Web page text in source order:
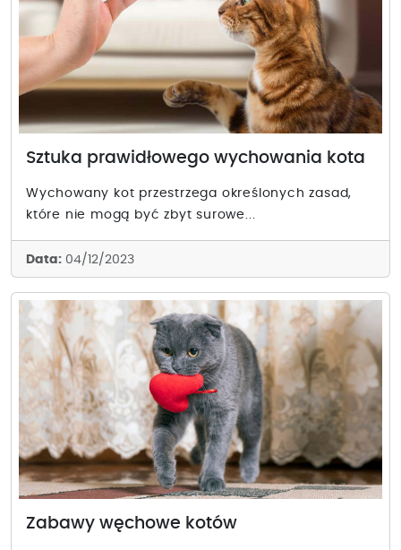
Sztuka prawidłowego wychowania kota
Wychowany kot przestrzega określonych zasad,
które nie mogą być zbyt surowe...
Data: 04/12/2023
Zabawy węchowe kotów